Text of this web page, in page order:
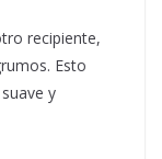
recipiente,
Esto
y